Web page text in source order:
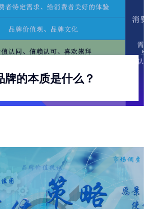
牌的本质是什么？